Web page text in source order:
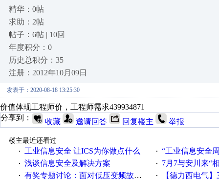
精华：0帖
求助：2帖
帖子：6帖 | 10回
年度积分：0
历史总积分：35
注册：2012年10月09日
发表于：2020-08-18 13:25:30
价值体现工程师价，工程师需求439934871
分享到：
收藏 邀请回答 回复楼主 举报
楼主最近还看过
·
工业信息安全 让ICS为你做点什么 · “工业信息安全周之我见”
· 浅谈信息安全及解决方案 · 7月7与安川来“
· 有奖专题讨论：面对低压变频故障，老手是这样解决的！ · 【德力西电气】三